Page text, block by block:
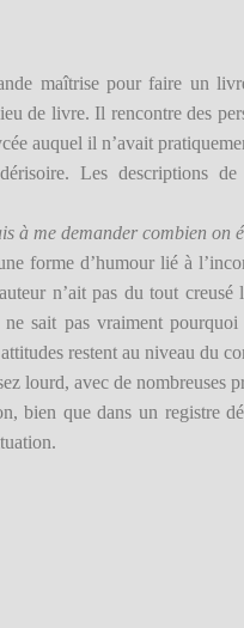
maîtrise pour faire un
de livre. Il rencontre des
auquel il n’avait
Les descriptions de
à me demander combien on
forme d’humour lié à
n’ait pas du tout
sait pas vraiment
restent au niveau du
lourd, avec de nombreuses
bien que dans un registre